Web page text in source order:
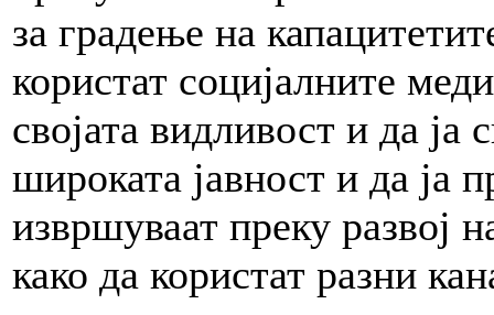
за градење на
користат социјалните
својата видливост и да ја
широката јавност и да ја
извршуваат преку развој
како да користат разни